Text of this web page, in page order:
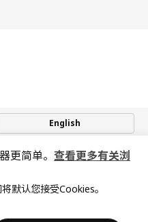
English
B.V. 1999-2026
号
号
服务
更简单。 查看更多有关浏
默认您接受Cookies。